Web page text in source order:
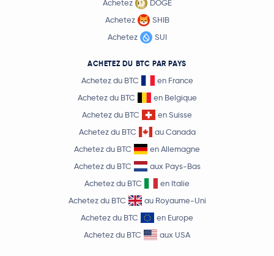
Achetez
DOGE
Achetez
SHIB
Achetez
SUI
ACHETEZ DU BTC PAR PAYS
Achetez du BTC
en France
Achetez du BTC
en Belgique
Achetez du BTC
en Suisse
Achetez du BTC
au Canada
Achetez du BTC
en Allemagne
Achetez du BTC
aux Pays-Bas
Achetez du BTC
en Italie
Achetez du BTC
au Royaume-Uni
Achetez du BTC
en Europe
Achetez du BTC
aux USA